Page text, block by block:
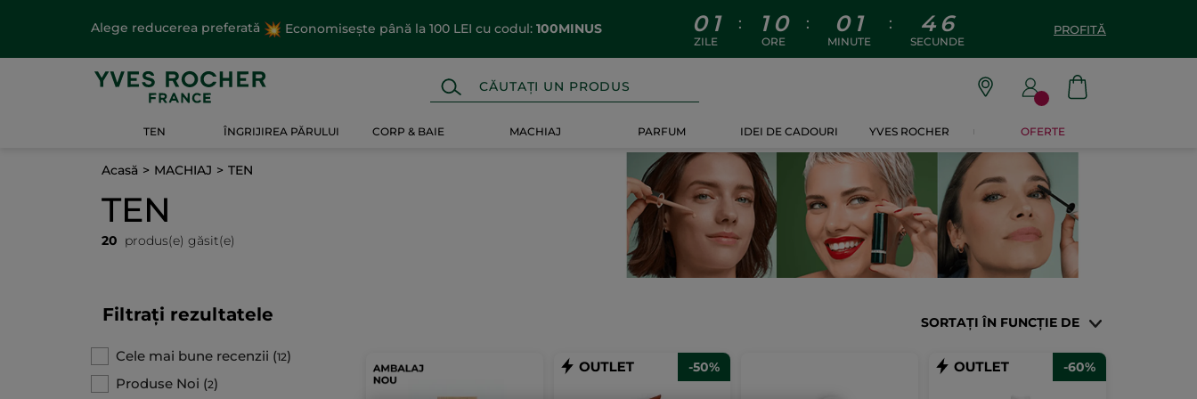
Alege reducerea preferată Economisește până la 100 LEI cu codul: 100MINUS 0 1
ZILE
: 1 0
ORE
: 0 1
MINUTE
: 4 5
SECUNDE
PROFITĂ
TEN ÎNGRIJIREA PĂRULUI CORP & BAIE MACHIAJ PARFUM IDEI DE CADOURI YVES ROCHER OFERTE
Acasă MACHIAJ TEN
TEN
20 produs(e) găsit(e)
Filtrați rezultatele
Cele mai bune recenzii (12)
Produse Noi (2)
SORTAȚI ÎN FUNCȚIE DE
-50% -60%